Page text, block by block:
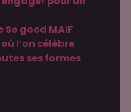
good MAIF
l’on célèbre
ses formes